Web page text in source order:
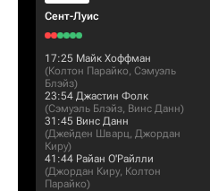
Сент-Луис
17:25 Майк Хоффман
(Колтон Парайко, Сэмуэль
Блэйз)
23:54 Джастин Фолк
(Сэмуэль Блэйз, Винс Данн)
31:45 Винс Данн
(Джейден Шварц, Джордан
Киру)
41:44 Райан О'Райлли
(Джордан Киру, Колтон
Парайко)